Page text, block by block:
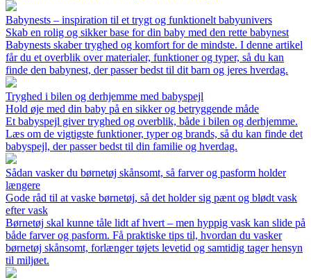
Babynests – inspiration til et trygt og funktionelt babyunivers
Skab en rolig og sikker base for din baby med den rette babynest
Babynests skaber tryghed og komfort for de mindste. I denne artikel
får du et overblik over materialer, funktioner og typer, så du kan
finde den babynest, der passer bedst til dit barn og jeres hverdag.
Tryghed i bilen og derhjemme med babyspejl
Hold øje med din baby på en sikker og betryggende måde
Et babyspejl giver tryghed og overblik, både i bilen og derhjemme.
Læs om de vigtigste funktioner, typer og brands, så du kan finde det
babyspejl, der passer bedst til din familie og hverdag.
Sådan vasker du børnetøj skånsomt, så farver og pasform holder
længere
Gode råd til at vaske børnetøj, så det holder sig pænt og blødt vask
efter vask
Børnetøj skal kunne tåle lidt af hvert – men hyppig vask kan slide på
både farver og pasform. Få praktiske tips til, hvordan du vasker
børnetøj skånsomt, forlænger tøjets levetid og samtidig tager hensyn
til miljøet.